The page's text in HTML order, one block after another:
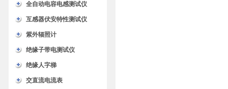
全自动电容电感测试仪
互感器伏安特性测试仪
紫外辐照计
绝缘子带电测试仪
绝缘人字梯
交直流电流表